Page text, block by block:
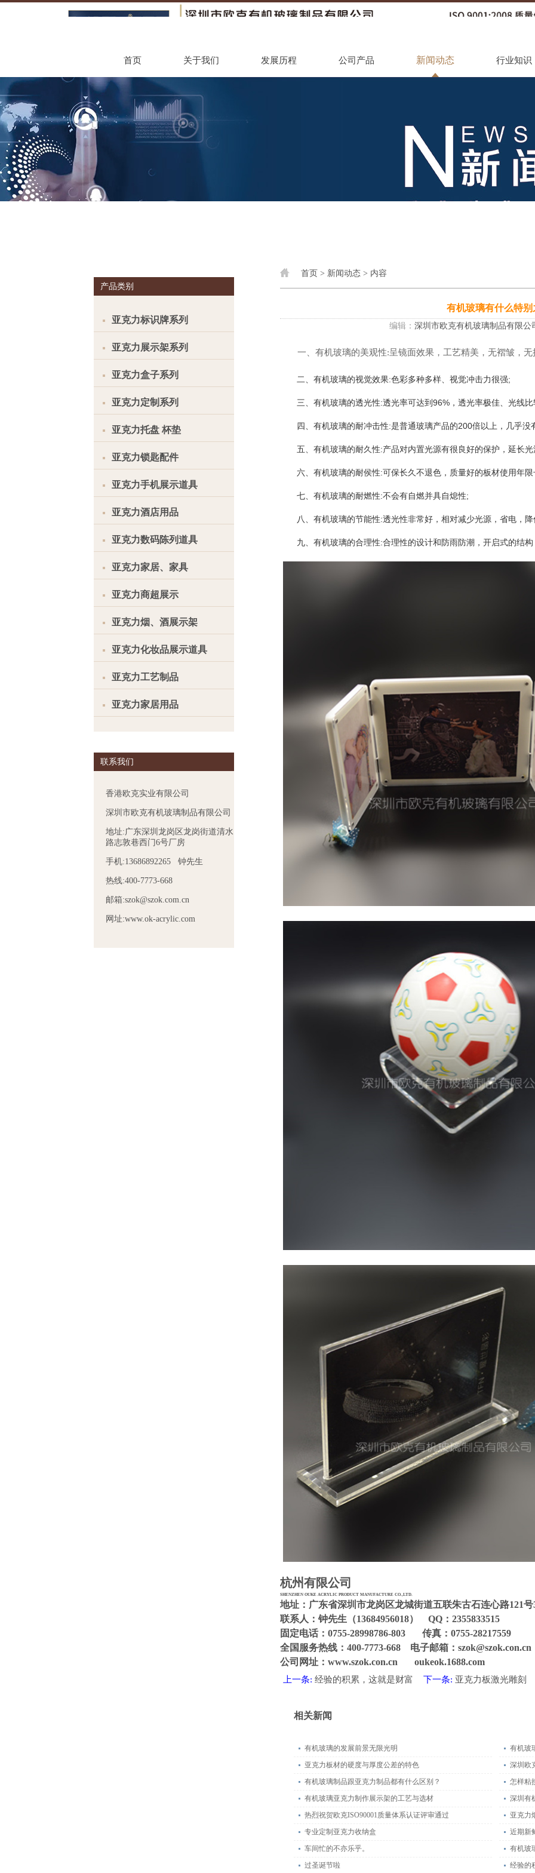
首页 关于我们 发展历程 公司产品 新闻动态 行业知识
产品类别
亚克力标识牌系列
亚克力展示架系列
亚克力盒子系列
亚克力定制系列
亚克力托盘 杯垫
亚克力锁匙配件
亚克力手机展示道具
亚克力酒店用品
亚克力数码陈列道具
亚克力家居、家具
亚克力商超展示
亚克力烟、酒展示架
亚克力化妆品展示道具
亚克力工艺制品
亚克力家居用品
联系我们
香港欧克实业有限公司
深圳市欧克有机玻璃制品有限公司
地址:广东深圳龙岗区龙岗街道清水
路志敦巷西门6号厂房
手机:13686892265 钟先生
热线:400-7773-668
邮箱:szok@szok.com.cn
网址:www.ok-acrylic.com
首页 > 新闻动态 > 内容
有机玻璃有什么特别
编辑： 深圳市欧克有机玻璃制品有限公
一、有机玻璃的美观性:呈镜面效果，工艺精美，无褶皱，
二、有机玻璃的视觉效果:色彩多种多样、视觉冲击力很强;
三、有机玻璃的透光性:透光率可达到96%，透光率极佳、光线
四、有机玻璃的耐冲击性:是普通玻璃产品的200倍以上，几乎
五、有机玻璃的耐久性:产品对内置光源有很良好的保护，延长
六、有机玻璃的耐侯性:可保长久不退色，质量好的板材使用年
七、有机玻璃的耐燃性:不会有自燃并具自熄性;
八、有机玻璃的节能性:透光性非常好，相对减少光源，省电，
九、有机玻璃的合理性:合理性的设计和防雨防潮，开启式的结
杭州有限公司
SHENZHEN OUKE ACRYLIC PRODUCT MANUFACTURE CO.,LTD.
地址：广东省深圳市龙岗区龙城街道五联朱古石连心路121
联系人：钟先生（13684956018） QQ：2355833515
固定电话：0755-28998786-803 传真：0755-28217559
全国服务热线：400-7773-668 电子邮箱：szok@szok.con.cn
公司网址：www.szok.con.cn oukeok.1688.com
上一条: 经验的积累，这就是财富 下一条: 亚克力板激光雕刻
相关新闻
有机玻璃的发展前景无限光明
有机玻
亚克力板材的硬度与厚度公差的特色
深圳欧
有机玻璃制品跟亚克力制品都有什么区别？
怎样粘
有机玻璃亚克力制作展示架的工艺与选材
深圳有
热烈祝贺欧克ISO90001质量体系认证评审通过
亚克力
专业定制亚克力收纳盒
近期新
车间忙的不亦乐乎。
有机玻
过圣诞节啦
经验的